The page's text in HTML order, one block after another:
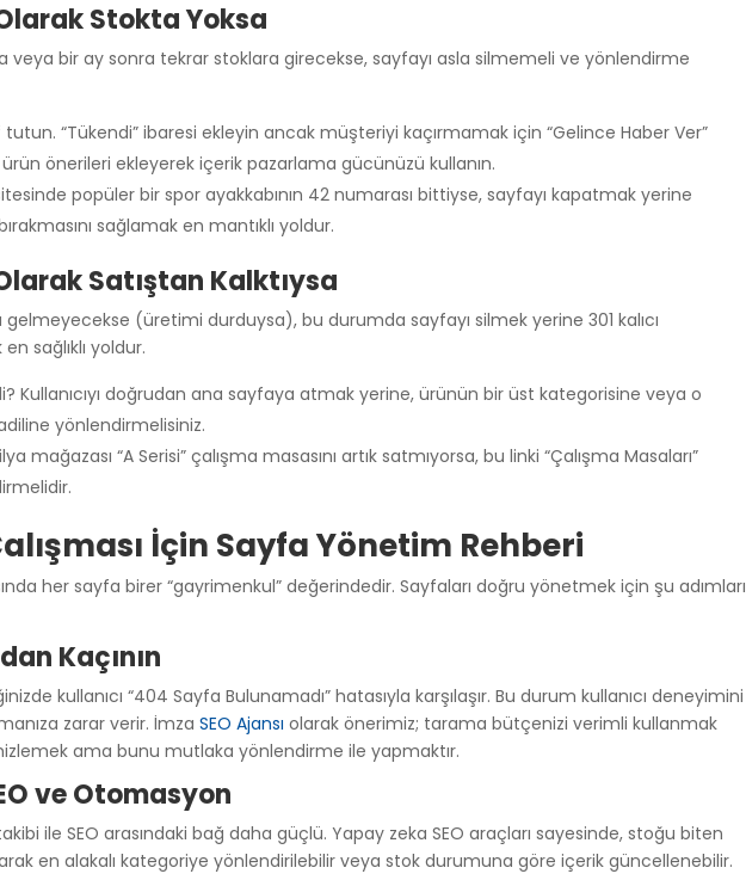
Stokta Yoksa
veya bir ay sonra tekrar stoklara girecekse, sayfayı asla silmemeli ve yönlendirme
“Tükendi” ibaresi ekleyin ancak müşteriyi kaçırmamak için “Gelince Haber Ver”
önerileri ekleyerek içerik pazarlama gücünüzü kullanın.
popüler bir spor ayakkabının 42 numarası bittiyse, sayfayı kapatmak yerine
sağlamak en mantıklı yoldur.
Satıştan Kalktıysa
(üretimi durduysa), bu durumda sayfayı silmek yerine 301 kalıcı
sağlıklı yoldur.
Kullanıcıyı doğrudan ana sayfaya atmak yerine, ürünün bir üst kategorisine veya o
yönlendirmelisiniz.
mağazası “A Serisi” çalışma masasını artık satmıyorsa, bu linki “Çalışma Masaları”
İçin Sayfa Yönetim Rehberi
her sayfa birer “gayrimenkul” değerindedir. Sayfaları doğru yönetmek için şu adımları
Kaçının
kullanıcı “404 Sayfa Bulunamadı” hatasıyla karşılaşır. Bu durum kullanıcı deneyimini
zarar verir. İmzaSEO Ajansı olarak önerimiz; tarama bütçenizi verimli kullanmak
ama bunu mutlaka yönlendirme ile yapmaktır.
ve Otomasyon
ile SEO arasındaki bağ daha güçlü. Yapay zeka SEO araçları sayesinde, stoğu biten
en alakalı kategoriye yönlendirilebilir veya stok durumuna göre içerik güncellenebilir.